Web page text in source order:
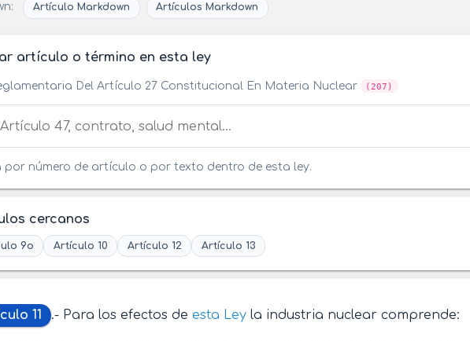
Artículo Markdown Artículos Markdown
artículo o término en esta ley
Del Artículo 27 Constitucional En Materia Nuclear (207)
por número de artículo o por texto dentro de esta ley.
cercanos
9o Artículo 10 Artículo 12 Artículo 13
11 .- Para los efectos deesta Ley la industria nuclear comprende: